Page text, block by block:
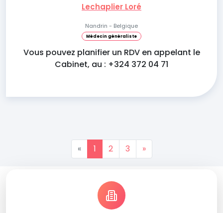
Lechaplier Loré
Nandrin - Belgique
Médecin généraliste
Vous pouvez planifier un RDV en appelant le
Cabinet, au : +324 372 04 71
« 1 2 3 »